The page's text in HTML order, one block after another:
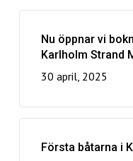
Nu öppnar vi
Karlholm Strand
30 april, 2025
Första båtarna i